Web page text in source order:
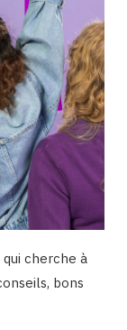
cherche à
bons